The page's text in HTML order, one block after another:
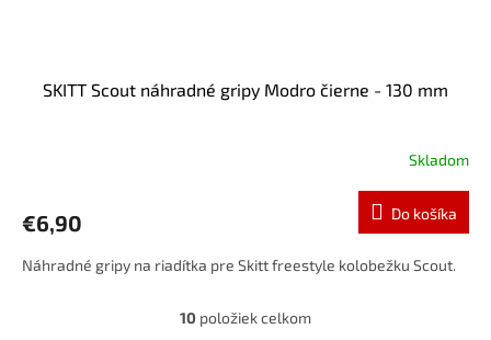
SKITT Scout náhradné gripy Modro čierne - 130 mm
Skladom
€6,90 Do košíka
Náhradné gripy na riadítka pre Skitt freestyle kolobežku Scout.
O
10 položiek celkom